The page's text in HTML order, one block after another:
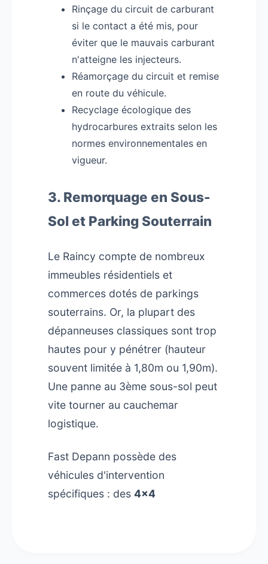
Rinçage du circuit de carburant
si le contact a été mis, pour
éviter que le mauvais carburant
n'atteigne les injecteurs.
Réamorçage du circuit et remise
en route du véhicule.
Recyclage écologique des
hydrocarbures extraits selon les
normes environnementales en
vigueur.
3. Remorquage en Sous-
Sol et Parking Souterrain
Le Raincy compte de nombreux
immeubles résidentiels et
commerces dotés de parkings
souterrains. Or, la plupart des
dépanneuses classiques sont trop
hautes pour y pénétrer (hauteur
souvent limitée à 1,80m ou 1,90m).
Une panne au 3ème sous-sol peut
vite tourner au cauchemar
logistique.
Fast Depann possède des
véhicules d'intervention
spécifiques : des 4x4